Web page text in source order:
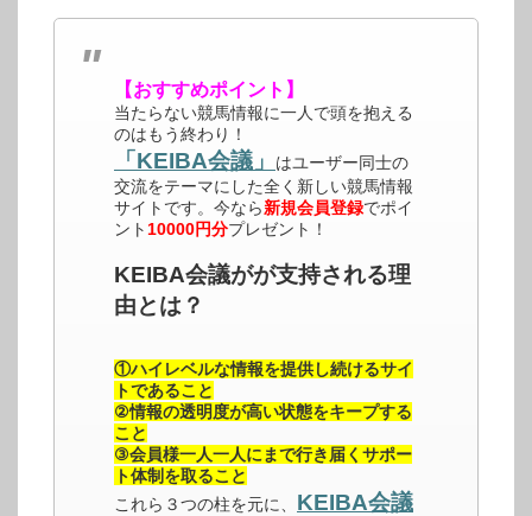
【おすすめポイント】
当たらない競馬情報に一人で頭を抱える
のはもう終わり！
「KEIBA会議」
はユーザー同士の
交流をテーマにした全く新しい競馬情報
サイトです。今なら新規会員登録でポイ
ント 10000円分プレゼント！
KEIBA会議がが支持される理
由とは？
①ハイレベルな情報を提供し続けるサイ
トであること
②情報の透明度が高い状態をキープする
こと
③会員様一人一人にまで行き届くサポー
ト体制を取ること
これら３つの柱を元に、 KEIBA会議